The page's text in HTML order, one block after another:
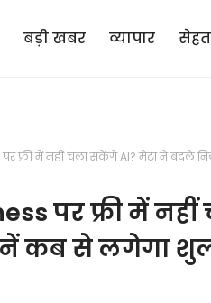
बड़ी खबर व्यापार सेहत
फ्री में नहीं चला सकेंगे AI? मेटा ने बदले
पर फ्री में
कब से लगेगा